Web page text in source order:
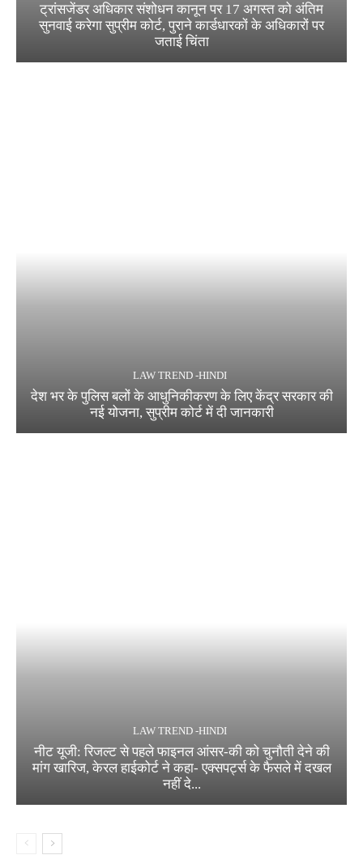
ट्रांसजेंडर अधिकार संशोधन कानून पर 17 अगस्त को अंतिम
सुनवाई करेगा सुप्रीम कोर्ट, पुराने कार्डधारकों के अधिकारों पर
जताई चिंता
LAW TREND -HINDI
देश भर के पुलिस बलों के आधुनिकीकरण के लिए केंद्र सरकार की
नई योजना, सुप्रीम कोर्ट में दी जानकारी
LAW TREND -HINDI
नीट यूजी: रिजल्ट से पहले फाइनल आंसर-की को चुनौती देने की
मांग खारिज, केरल हाईकोर्ट ने कहा- एक्सपर्ट्स के फैसले में दखल
नहीं दे...